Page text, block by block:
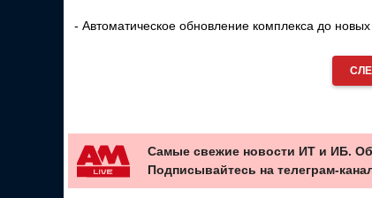
- Автоматическое обновление комплекса до
Самые свежие новости ИТ и ИБ.
Подписывайтесь на телеграм-